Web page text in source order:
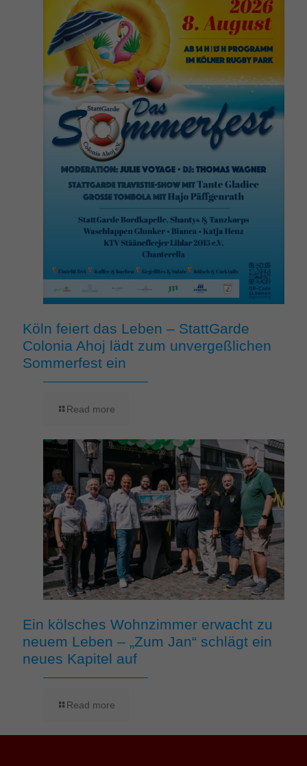
Köln feiert das Leben – StattGarde
Colonia Ahoj lädt zum unvergeßlichen
Sommerfest ein
Read more
Ein kölsches Wohnzimmer erwacht zu
neuem Leben – „Zum Jan“ schlägt ein
neues Kapitel auf
Read more